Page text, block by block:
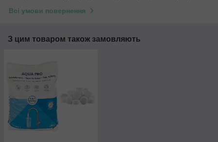
Всі умови повернення
З цим товаром також замовляють